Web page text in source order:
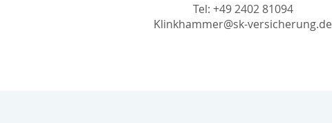
Tel: +49 2402 81094
Klinkhammer@sk-versicherung.de